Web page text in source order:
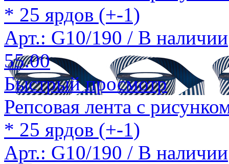
* 25 ярдов (+-1)
Арт.: G10/190 / В наличии
55.00
Быстрый просмотр
Репсовая лента с
* 25 ярдов (+-1)
Арт.: G10/190 / В наличии